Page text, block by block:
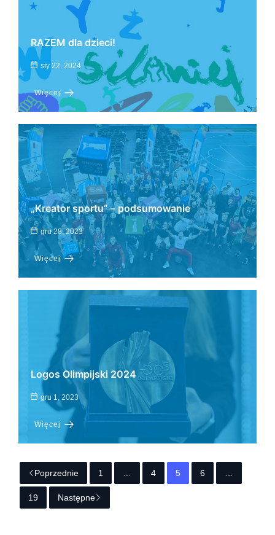
RAZEM dla dzieci!
sty 22, 2024
Więcej
„Kreator sportu” – podsumowanie
gru 28, 2023
Więcej
Logos Olimpijski 2024
gru 1, 2023
Więcej
Poprzednie 1 4 5 6
19 Następne